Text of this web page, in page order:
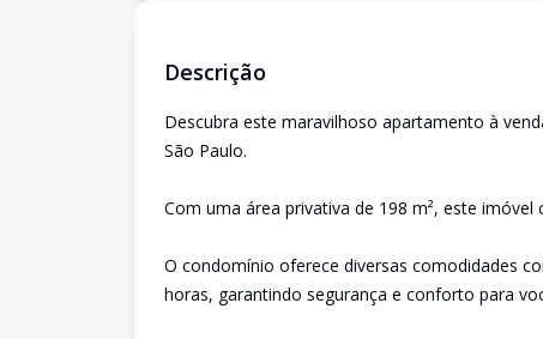
Descrição
Descubra este maravilhoso apartamento à
São Paulo.
Com uma área privativa de 198 m², este
O condomínio oferece diversas comodidades
horas, garantindo segurança e conforto para